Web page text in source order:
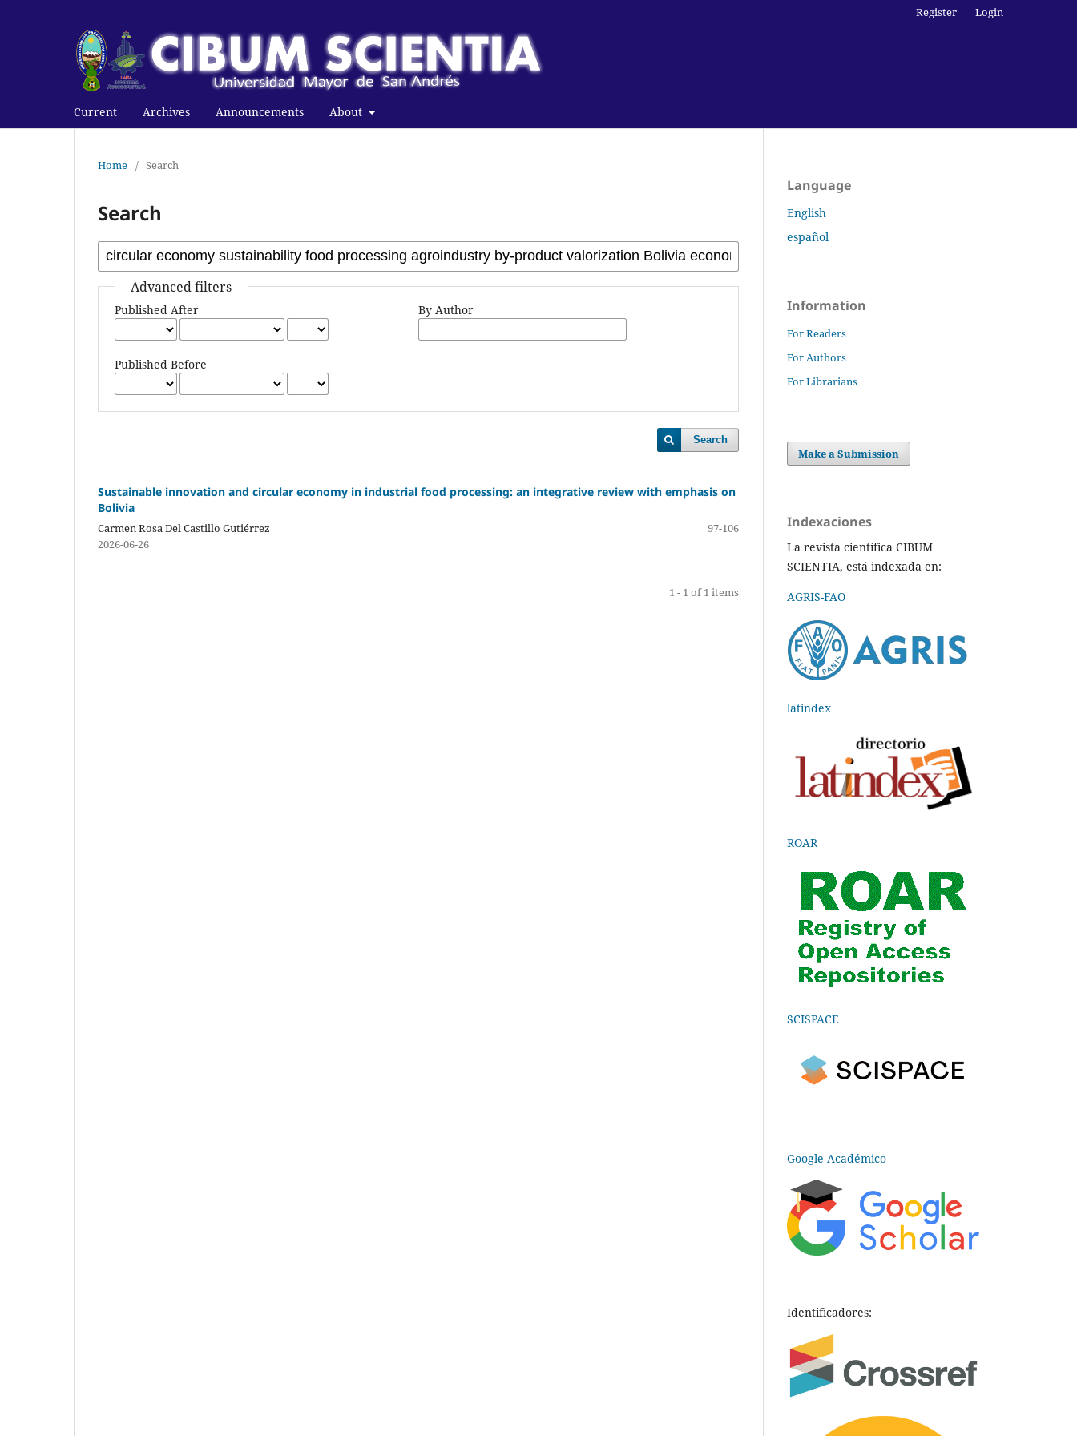
Current Archives Announcements About
Register Login
Home / Search
Search
Advanced filters
Published After
Published Before
By Author
Search
Sustainable innovation and circular economy in industrial food processing: an integrative review with emphasis on
Bolivia
Carmen Rosa Del Castillo Gutiérrez
97-106
2026-06-26
1 - 1 of 1 items
Language
English
español
Information
For Readers
For Authors
For Librarians
Make a Submission
Indexaciones
La revista científica CIBUM
SCIENTIA, está indexada en:
AGRIS-FAO
latindex
ROAR
SCISPACE
Google Académico
Identificadores: